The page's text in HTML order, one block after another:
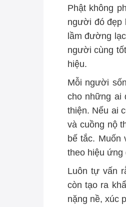
Phật không
người đó đẹp
lầm đường
người cùng
hiệu.
Mỗi người
cho những ai
thiện. Nếu ai
và cuồng nộ
bế tắc. Muốn
theo hiệu ứng
Luôn tự vấn
còn tạo ra
nặng nề, xúc